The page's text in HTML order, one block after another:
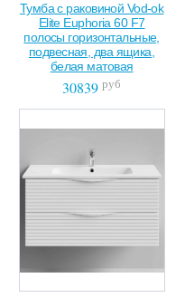
Тумба с раковиной Vod-ok
Elite Euphoria 60 F7
полосы горизонтальные,
подвесная, два ящика,
белая матовая
30839 руб